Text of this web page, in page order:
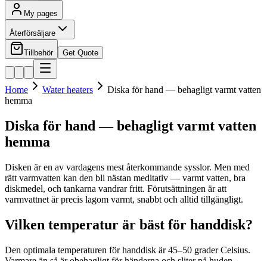
My pages
Återförsäljare
Tillbehör Get Quote
Home Water heaters
Diska för hand — behagligt varmt vatten
hemma
Diska för hand — behagligt varmt vatten
hemma
Disken är en av vardagens mest återkommande sysslor. Men med
rätt varmvatten kan den bli nästan meditativ — varmt vatten, bra
diskmedel, och tankarna vandrar fritt. Förutsättningen är att
varmvattnet är precis lagom varmt, snabbt och alltid tillgängligt.
Vilken temperatur är bäst för handdisk?
Den optimala temperaturen för handdisk är 45–50 grader Celsius.